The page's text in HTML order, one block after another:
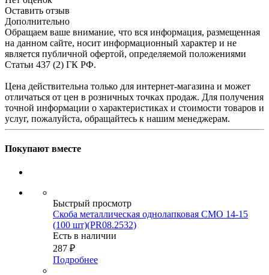
Оставить отзыв
Дополнительно
Обращаем ваше внимание, что вся информация, размещенная
на данном сайте, носит информационный характер и не
является публичной офертой, определяемой положениями
Статьи 437 (2) ГК РФ.
Цена действительна только для интернет-магазина и может
отличаться от цен в розничных точках продаж. Для получения
точной информации о характеристиках и стоимости товаров и
услуг, пожалуйста, обращайтесь к нашим менеджерам.
Покупают вместе
Быстрый просмотр
Скоба металлическая однолапковая СМО 14-15
(100 шт)(PR08.2532)
Есть в наличии
287 ₽
Подробнее